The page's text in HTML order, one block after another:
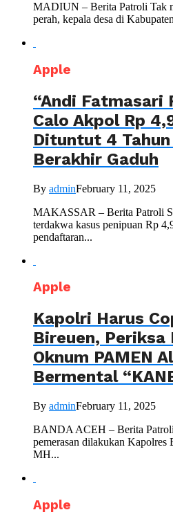
MADIUN – Berita Patroli Tak
perah, kepala desa di
Apple
“Andi Fatmasari
Calo Akpol Rp
Dituntut 4
Berakhir Gaduh
By adminFebruary 11, 2025
MAKASSAR – Berita Patroli
terdakwa kasus penipuan Rp
pendaftaran...
Apple
Kapolri Harus
Bireuen, Periksa
Oknum PAMEN
Bermental
By adminFebruary 11, 2025
BANDA ACEH – Berita
pemerasan dilakukan
MH...
Apple